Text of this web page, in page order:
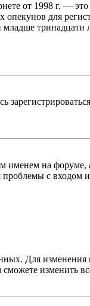
от 1998 г. —
для
именем на
с
Для
изменить